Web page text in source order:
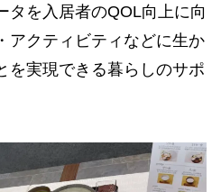
タを入居者のQOL向上に向
アクティビティなどに生か
を実現できる暮らしのサポ